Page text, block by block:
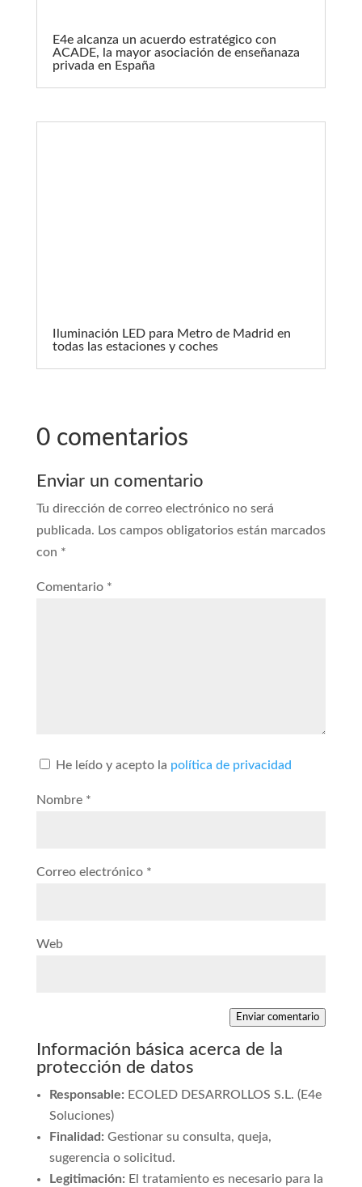
E4e alcanza un acuerdo estratégico con
ACADE, la mayor asociación de enseñanaza
privada en España
Iluminación LED para Metro de Madrid en
todas las estaciones y coches
0 comentarios
Enviar un comentario
Tu dirección de correo electrónico no será
publicada. Los campos obligatorios están marcados
con *
Comentario *
He leído y acepto la política de privacidad
Nombre *
Correo electrónico *
Web
Enviar comentario
Información básica acerca de la
protección de datos
Responsable: ECOLED DESARROLLOS S.L. (E4e
Soluciones)
Finalidad: Gestionar su consulta, queja,
sugerencia o solicitud.
Legitimación: El tratamiento es necesario para la